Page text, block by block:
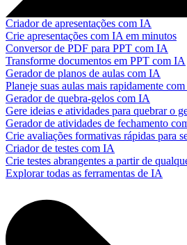
Criador de apresentações com IA
Crie apresentações com IA em minutos
Conversor de PDF para PPT com IA
Transforme documentos em PPT com IA
Gerador de planos de aulas com IA
Planeje suas aulas mais rapidamente
Gerador de quebra-gelos com IA
Gere ideias e atividades para quebrar o
Gerador de atividades de fechamento
Crie avaliações formativas rápidas para
Criador de testes com IA
Crie testes abrangentes a partir de
Explorar todas as ferramentas de IA